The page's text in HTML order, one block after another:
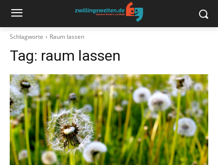
Schlagworte Raum lassen
Tag: raum lassen